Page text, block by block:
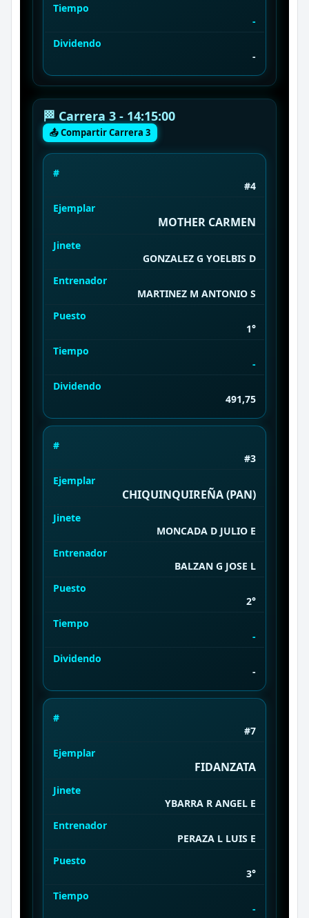
Tiempo
-
Dividendo
-
🏁 Carrera 3 - 14:15:00
📤 Compartir Carrera 3
#
#4
Ejemplar
MOTHER CARMEN
Jinete
GONZALEZ G YOELBIS D
Entrenador
MARTINEZ M ANTONIO S
Puesto
1°
Tiempo
-
Dividendo
491,75
#
#3
Ejemplar
CHIQUINQUIREÑA (PAN)
Jinete
MONCADA D JULIO E
Entrenador
BALZAN G JOSE L
Puesto
2°
Tiempo
-
Dividendo
-
#
#7
Ejemplar
FIDANZATA
Jinete
YBARRA R ANGEL E
Entrenador
PERAZA L LUIS E
Puesto
3°
Tiempo
-